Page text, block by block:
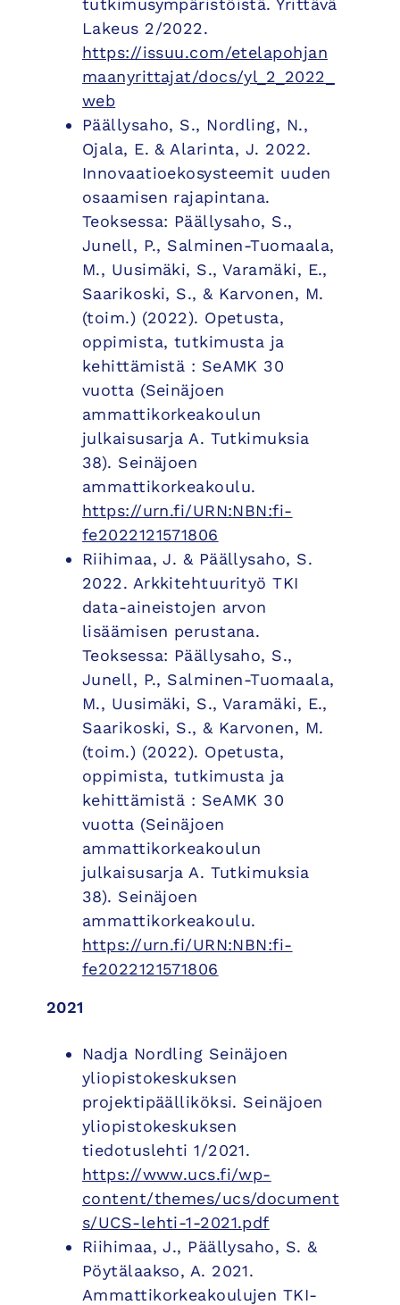
tutkimusympäristöistä. Yrittävä
Lakeus 2/2022.
https://issuu.com/etelapohjan
maanyrittajat/docs/yl_2_2022_
web
Päällysaho, S., Nordling, N.,
Ojala, E. & Alarinta, J. 2022.
Innovaatioekosysteemit uuden
osaamisen rajapintana.
Teoksessa: Päällysaho, S.,
Junell, P., Salminen-Tuomaala,
M., Uusimäki, S., Varamäki, E.,
Saarikoski, S., & Karvonen, M.
(toim.) (2022). Opetusta,
oppimista, tutkimusta ja
kehittämistä : SeAMK 30
vuotta (Seinäjoen
ammattikorkeakoulun
julkaisusarja A. Tutkimuksia
38). Seinäjoen
ammattikorkeakoulu.
https://urn.fi/URN:NBN:fi-
fe2022121571806
Riihimaa, J. & Päällysaho, S.
2022. Arkkitehtuurityö TKI
data-aineistojen arvon
lisäämisen perustana.
Teoksessa: Päällysaho, S.,
Junell, P., Salminen-Tuomaala,
M., Uusimäki, S., Varamäki, E.,
Saarikoski, S., & Karvonen, M.
(toim.) (2022). Opetusta,
oppimista, tutkimusta ja
kehittämistä : SeAMK 30
vuotta (Seinäjoen
ammattikorkeakoulun
julkaisusarja A. Tutkimuksia
38). Seinäjoen
ammattikorkeakoulu.
https://urn.fi/URN:NBN:fi-
fe2022121571806
2021
Nadja Nordling Seinäjoen
yliopistokeskuksen
projektipäälliköksi. Seinäjoen
yliopistokeskuksen
tiedotuslehti 1/2021.
https://www.ucs.fi/wp-
content/themes/ucs/document
s/UCS-lehti-1-2021.pdf
Riihimaa, J., Päällysaho, S. &
Pöytälaakso, A. 2021.
Ammattikorkeakoulujen TKI-